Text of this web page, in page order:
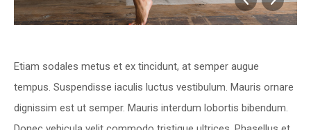
Etiam sodales metus et ex tincidunt, at semper augue
tempus. Suspendisse iaculis luctus vestibulum. Mauris ornare
dignissim est ut semper. Mauris interdum lobortis bibendum.